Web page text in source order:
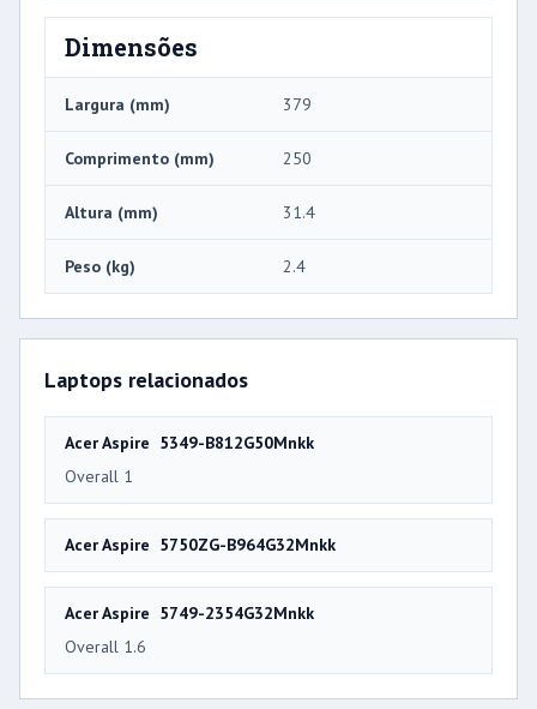
Dimensões
Largura (mm) 379
Comprimento (mm) 250
Altura (mm) 31.4
Peso (kg) 2.4
Laptops relacionados
Acer Aspire 5349-B812G50Mnkk
Overall 1
Acer Aspire 5750ZG-B964G32Mnkk
Acer Aspire 5749-2354G32Mnkk
Overall 1.6